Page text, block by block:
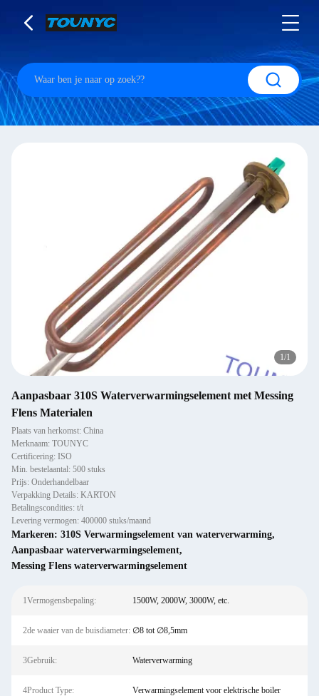
1/1
Aanpasbaar 310S Waterverwarmingselement met Messing
Flens Materialen
Plaats van herkomst: China
Merknaam: TOUNYC
Certificering: ISO
Min. bestelaantal: 500 stuks
Prijs: Onderhandelbaar
Verpakking Details: KARTON
Betalingscondities: t/t
Levering vermogen: 400000 stuks/maand
Markeren: 310S Verwarmingselement van waterverwarming,
Aanpasbaar waterverwarmingselement,
Messing Flens waterverwarmingselement
1Vermogensbepaling: 1500W, 2000W, 3000W, etc.
2de waaier van de buisdiameter: ∅8 tot ∅8,5mm
3Gebruik: Waterverwarming
4Product Type: Verwarmingselement voor elektrische boiler